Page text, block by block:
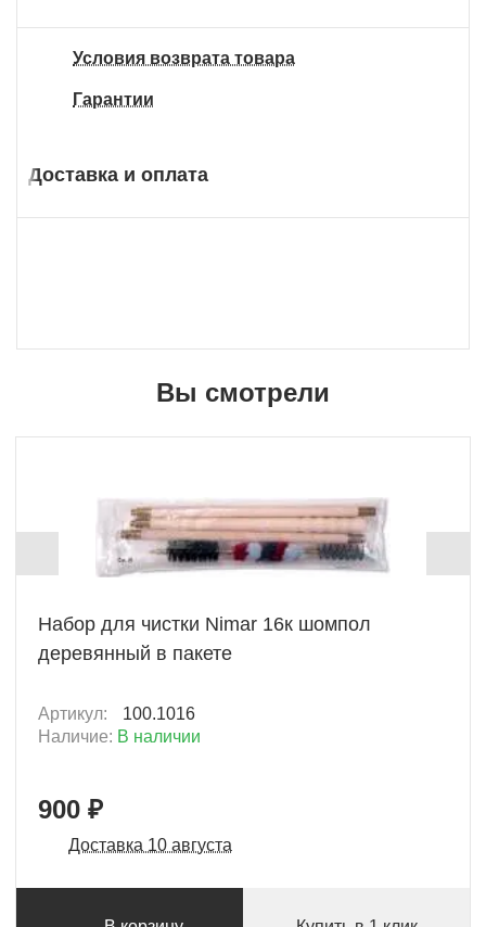
Условия возврата товара
Гарантии
Доставка и оплата
Вы смотрели
Набор для чистки Nimar 16к шомпол
деревянный в пакете
Артикул:
100.1016
Наличие: В наличии
900 ₽
Доставка 10 августа